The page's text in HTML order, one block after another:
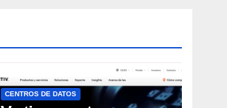
CENTROS DE DATOS